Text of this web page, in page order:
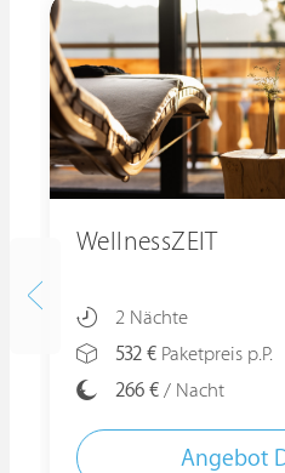
WellnessZEIT
2 Nächte
532 € Paketpreis p.P.
266 € / Nacht
Angebot